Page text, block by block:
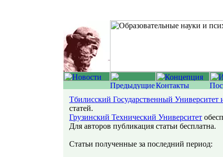
Тбилисский Государственный
статей.
Грузинский Технический Университет
Для авторов публикация статьи бесплатна.
Статьи полученные за последний период: